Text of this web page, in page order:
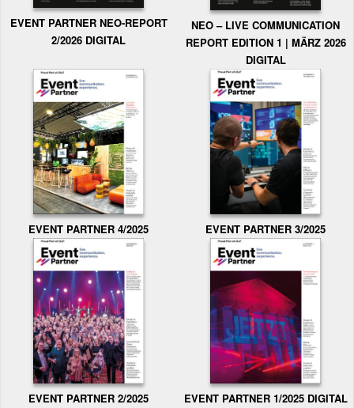
EVENT PARTNER NEO-REPORT
2/2026 DIGITAL
NEO – LIVE COMMUNICATION
REPORT EDITION 1 | MÄRZ 2026
DIGITAL
EVENT PARTNER 4/2025 EVENT PARTNER 3/2025
EVENT PARTNER 2/2025 EVENT PARTNER 1/2025 DIGITAL